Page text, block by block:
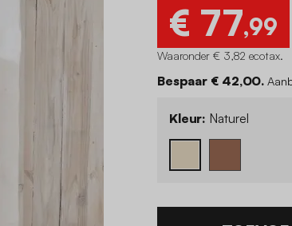
€ 77,99
Waaronder € 3,82 ecotax.
Bespaar € 42,00.
Kleur: Naturel